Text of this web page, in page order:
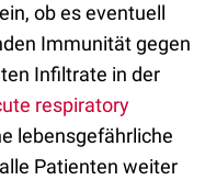
ob es eventuell
Immunität gegen
Infiltrate in der
respiratory
lebensgefährliche
Patienten weiter